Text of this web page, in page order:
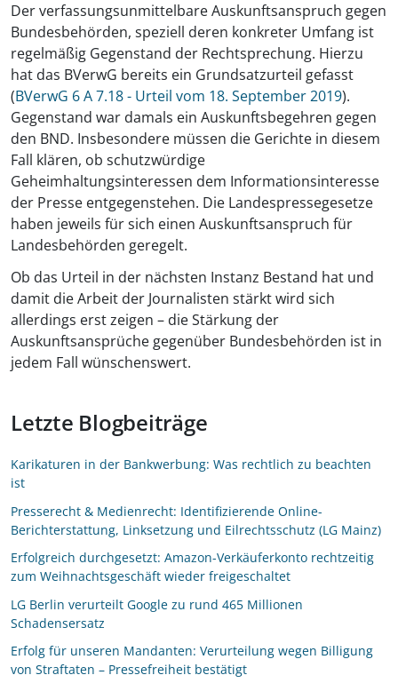
Der verfassungsunmittelbare Auskunftsanspruch gegen
Bundesbehörden, speziell deren konkreter Umfang ist
regelmäßig Gegenstand der Rechtsprechung. Hierzu
hat das BVerwG bereits ein Grundsatzurteil gefasst
(BVerwG 6 A 7.18 - Urteil vom 18. September 2019).
Gegenstand war damals ein Auskunftsbegehren gegen
den BND. Insbesondere müssen die Gerichte in diesem
Fall klären, ob schutzwürdige
Geheimhaltungsinteressen dem Informationsinteresse
der Presse entgegenstehen. Die Landespressegesetze
haben jeweils für sich einen Auskunftsanspruch für
Landesbehörden geregelt.
Ob das Urteil in der nächsten Instanz Bestand hat und
damit die Arbeit der Journalisten stärkt wird sich
allerdings erst zeigen – die Stärkung der
Auskunftsansprüche gegenüber Bundesbehörden ist in
jedem Fall wünschenswert.
Letzte Blogbeiträge
Karikaturen in der Bankwerbung: Was rechtlich zu beachten
ist
Presserecht & Medienrecht: Identifizierende Online-
Berichterstattung, Linksetzung und Eilrechtsschutz (LG Mainz)
Erfolgreich durchgesetzt: Amazon-Verkäuferkonto rechtzeitig
zum Weihnachtsgeschäft wieder freigeschaltet
LG Berlin verurteilt Google zu rund 465 Millionen
Schadensersatz
Erfolg für unseren Mandanten: Verurteilung wegen Billigung
von Straftaten – Pressefreiheit bestätigt